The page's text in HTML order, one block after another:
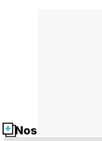
Nos fiches santé